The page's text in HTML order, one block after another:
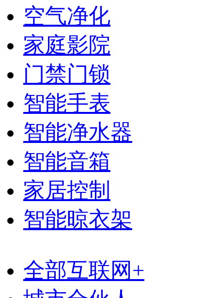
空气净化
家庭影院
门禁门锁
智能手表
智能净水器
智能音箱
家居控制
智能晾衣架
全部互联网+